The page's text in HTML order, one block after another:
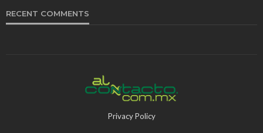
RECENT COMMENTS
Privacy Policy